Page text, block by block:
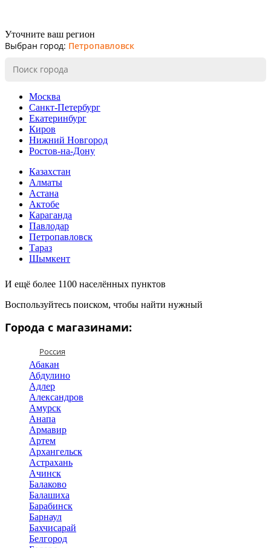
Уточните ваш регион
Выбран город: Петропавловск
Москва
Санкт-Петербург
Екатеринбург
Киров
Нижний Новгород
Ростов-на-Дону
Казахстан
Алматы
Астана
Актобе
Караганда
Павлодар
Петропавловск
Тараз
Шымкент
И ещё более 1100 населённых пунктов
Воспользуйтесь поиском, чтобы найти нужный
Города с магазинами:
Россия
Абакан
Абдулино
Адлер
Александров
Амурск
Анапа
Армавир
Артем
Архангельск
Астрахань
Ачинск
Балаково
Балашиха
Барабинск
Барнаул
Бахчисарай
Белгород